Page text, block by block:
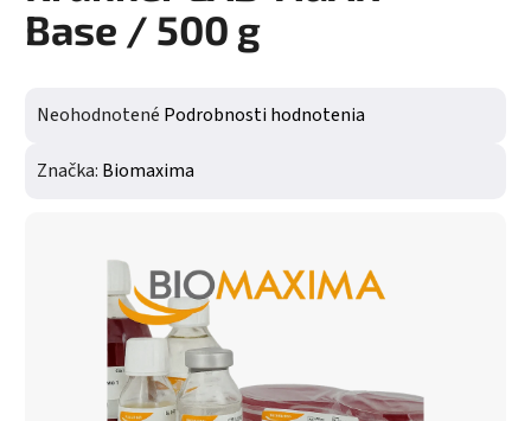
Base / 500 g
Priemerné hodnotenie produktu je 0,0 z 5 hviezdičiek.
Neohodnotené Podrobnosti hodnotenia
Značka: Biomaxima